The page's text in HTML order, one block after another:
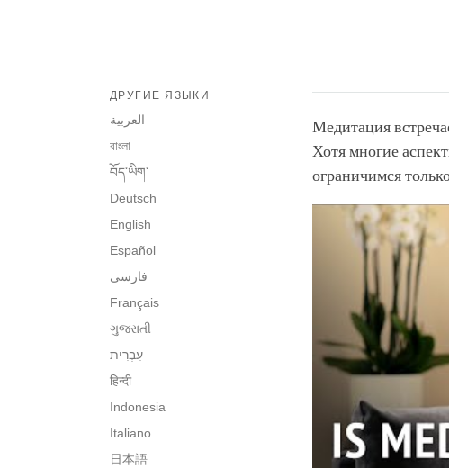
ДРУГИЕ ЯЗЫКИ
العربية
বাংলা
བོད་ཡིག་
Deutsch
English
Español
فارسی
Français
ગુજરાતી
हिन्दी
Indonesia
Italiano
日本語
Медитация
Хотя многие
ограничимся